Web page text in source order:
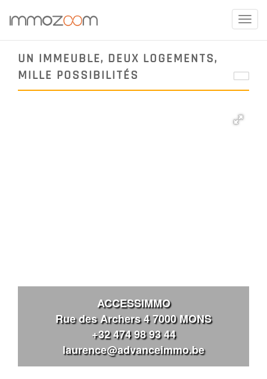
Toggle
UN IMMEUBLE, DEUX LOGEMENTS,
MILLE POSSIBILITÉS
ACCESSIMMO
Rue des Archers 4 7000 MONS
+32 474 98 93 44
laurence@advanceimmo.be